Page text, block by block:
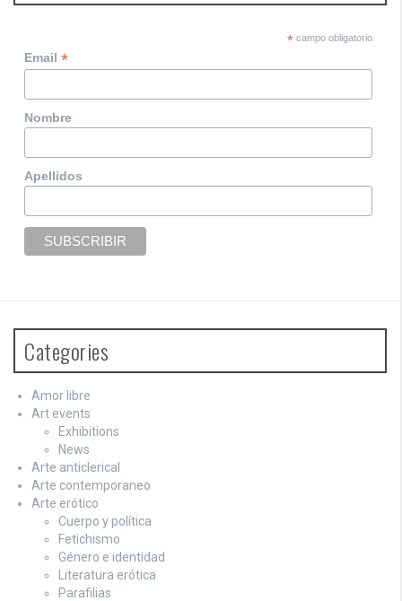
*campo obligatorio
Email*
Nombre
Apellidos
Categories
Amor libre
Art events
Exhibitions
News
Arte anticlerical
Arte contemporaneo
Arte erótico
Cuerpo y política
Fetichismo
Género e identidad
Literatura erótica
Parafilias